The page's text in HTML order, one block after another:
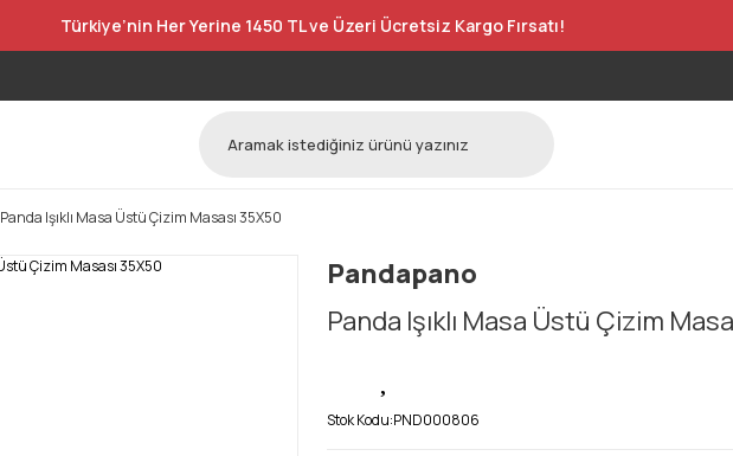
Türkiye’nin Her Yerine 1450 TL ve Üzeri Ücretsiz Kargo Fırsatı!
Panda Işıklı Masa Üstü Çizim Masası 35X50
Pandapano
Panda Işıklı Masa Üstü Çizim
Stok Kodu:PND000806